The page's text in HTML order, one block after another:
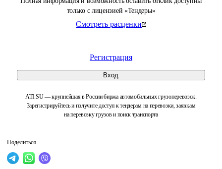
только с лицензией «Тендеры»
Смотреть расценки
Регистрация
Вход
ATI.SU — крупнейшая в России биржа автомобильных грузоперевозок.
Зарегистрируйтесь и получите доступ к тендерам на перевозки, заявкам
на перевозку грузов и поиск транспорта
Поделиться